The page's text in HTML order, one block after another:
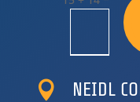
 NEIDL